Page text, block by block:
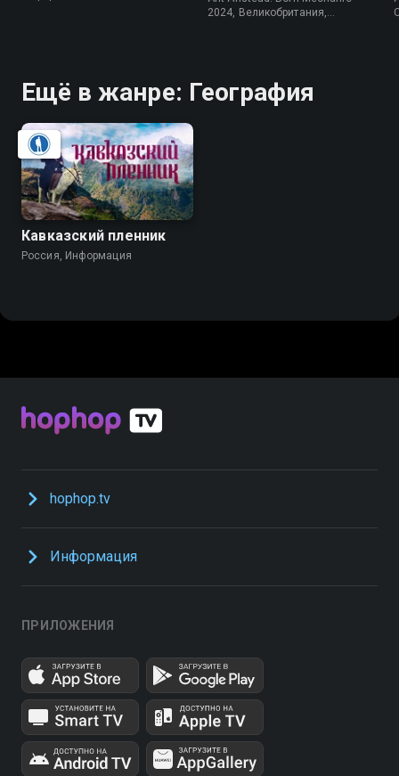
2024, Великобритания,
Ещё в жанре: География
Кавказский пленник
Россия, Информация
hophop.tv
Информация
ПРИЛОЖЕНИЯ